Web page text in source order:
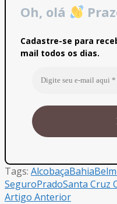
Oh, olá
Cadastre-se para
mail todos os dias.
Tags: AlcobaçaBahia
SeguroPradoSanta Cruz
Artigo Anterior